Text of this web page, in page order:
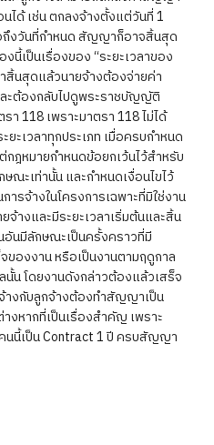
ได้ เช่น ตกลงจ้างตั้งแต่วันที่ 1
ถึงวันที่กำหนด สัญญาก็อาจสิ้นสุด
นี้เป็นเรื่องของ “ระยะเวลาของ
นสุดแล้วนายจ้างต้องจ่ายค่า
ละต้องกลับไปดูพระราชบัญญัติ
118 เพราะมาตรา 118 ไม่ได้
ะเวลาทุกประเภท เมื่อครบกำหนด
ฎหมายกำหนดข้อยกเว้นไว้สำหรับ
ณะเท่านั้น และกำหนดเงื่อนไขไว้
รจ้างในโครงการเฉพาะที่มิใช่งาน
างและมีระยะเวลาเริ่มต้นและสิ้น
นมีลักษณะเป็นครั้งคราวที่มี
องงาน หรือเป็นงานตามฤดูกาล
นั้น โดยงานดังกล่าวต้องแล้วเสร็จ
จ้างกับลูกจ้างต้องทำสัญญาเป็น
งหากที่เป็นเรื่องสำคัญ เพราะ
นนี้เป็น Contract 1 ปี ครบสัญญา